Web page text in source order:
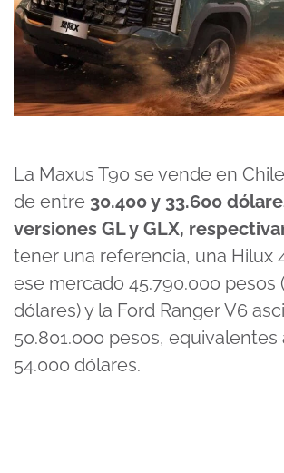
La Maxus T90 se vende en
de entre 30.400 y 33.600
versiones GL y GLX,
tener una referencia, una Hilux
ese mercado 45.790.000 pesos
dólares) y la Ford Ranger V6
50.801.000 pesos, equivalentes
54.000 dólares.